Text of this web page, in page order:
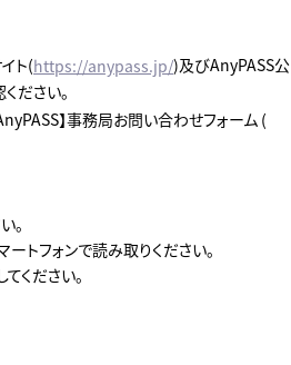
ト(https://anypass.jp/)及びAnyPASS公
ださい。
】事務局お問い合わせフォーム (
。
トフォンで読み取りください。
ください。